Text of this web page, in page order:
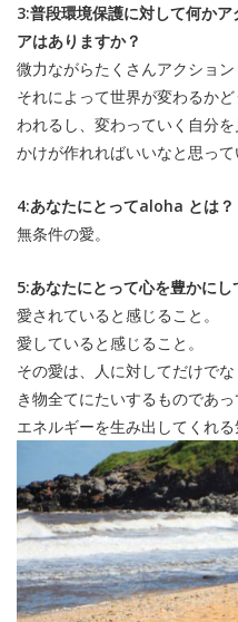
3:普段環境保護に対して何か
アはありますか？
微力ながらたくさんアクション
それによって世界が変わるか
われるし、変わっていく自分
かけが作れればいいなと思って
4:あなたにとってaloha とは？
無条件の愛。
5:あなたにとって心を豊かに
愛されていると感じること。
愛していると感じること。
その愛は、人に対してだけで
き物全てにたいするものであ
エネルギーを生み出してくれる